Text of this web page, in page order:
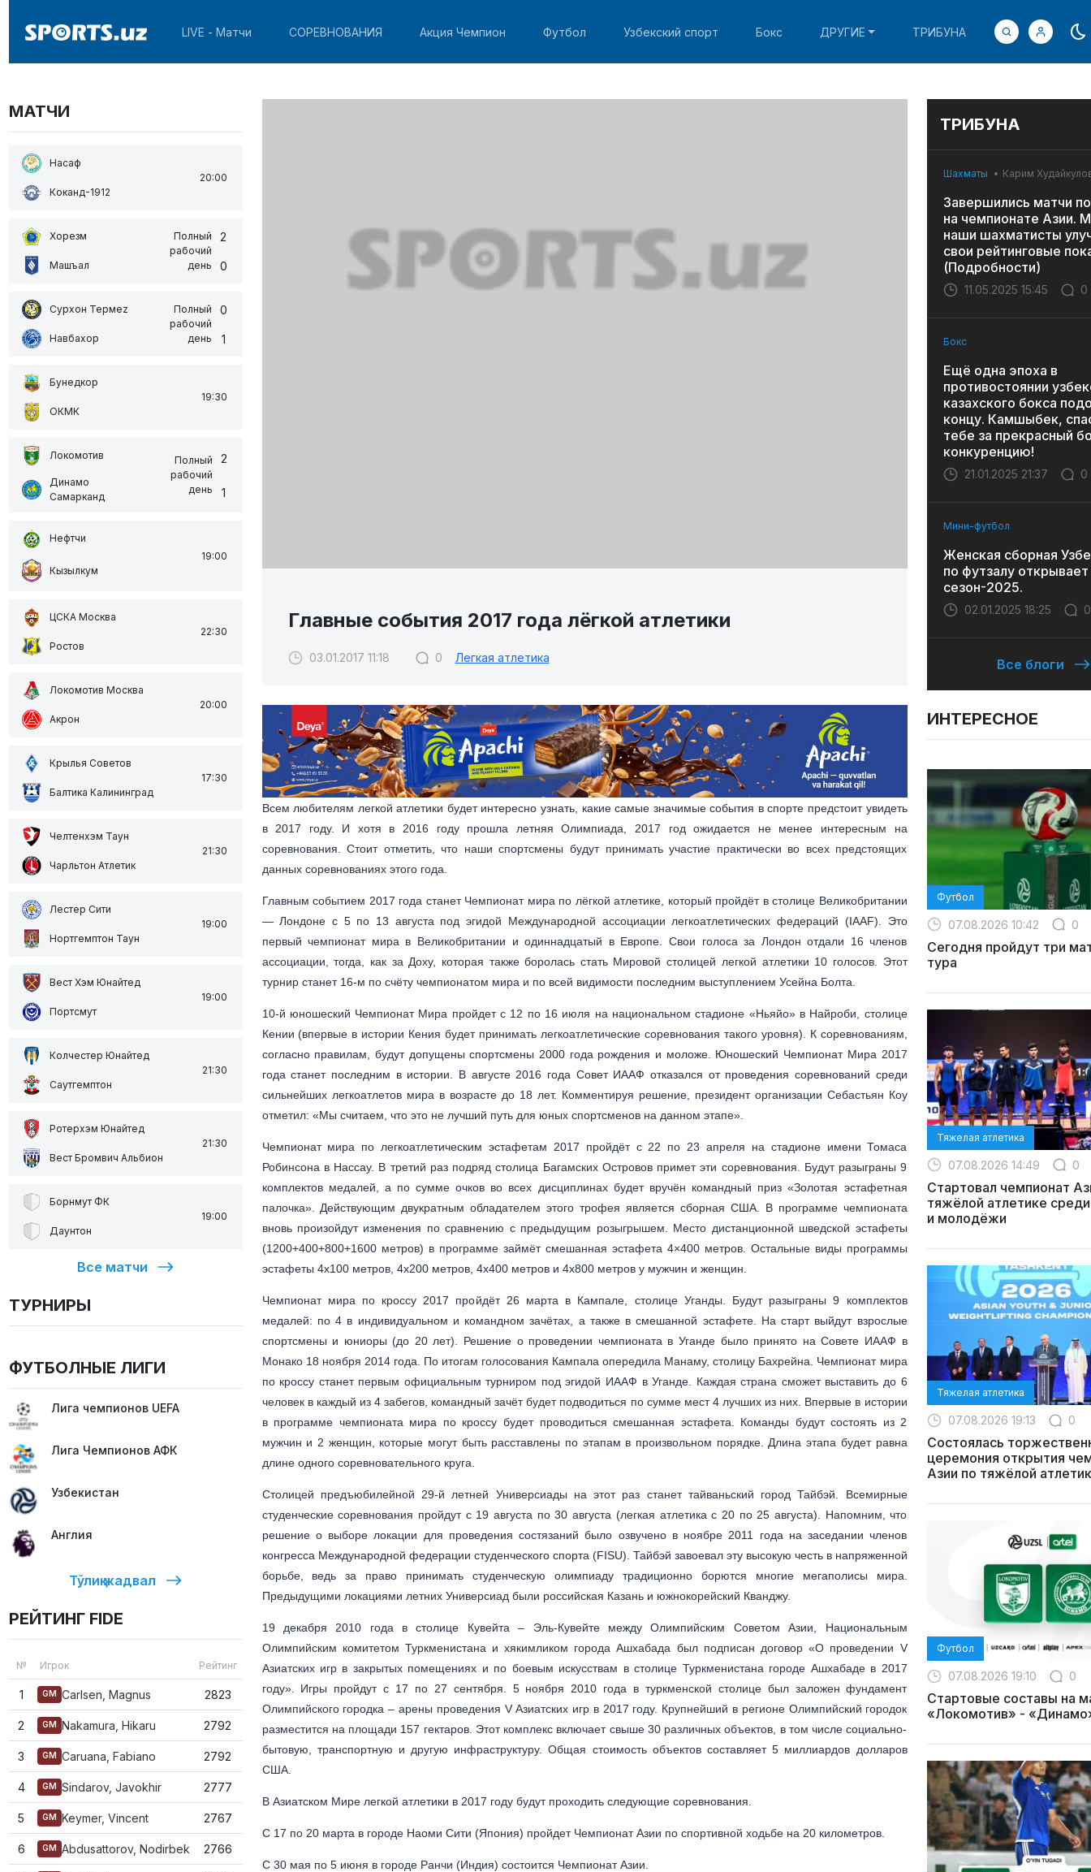
LIVE - Матчи СОРЕВНОВАНИЯ Акция Чемпион Футбол Узбекский спорт Бокс ДРУГИЕ ТРИБУНА
МАТЧИ
Насаф
Коканд-1912
20:00
Хорезм
Машъал
Полный
рабочий
день
2
0
Сурхон Термеz
Навбахор
Полный
рабочий
день
0
1
Бунедкор
ОКМК
19:30
Локомотив
Динамо
Самарканд
Полный
рабочий
день
2
1
Нефтчи
Кызылкум
19:00
ЦСКА Москва
Ростов
22:30
Локомотив Москва
Акрон
20:00
Крылья Советов
Балтика Калининград
17:30
Челтенхэм Таун
Чарльтон Атлетик
21:30
Лестер Сити
Нортгемптон Таун
19:00
Вест Хэм Юнайтед
Портсмут
19:00
Колчестер Юнайтед
Саутгемптон
21:30
Ротерхэм Юнайтед
Вест Бромвич Альбион
21:30
Борнмут ФК
Даунтон
19:00
Все матчи
ТУРНИРЫ
ФУТБОЛНЫЕ ЛИГИ
Лига чемпионов UEFA
Лига Чемпионов АФК
Узбекистан
Англия
Тўлиқ жадвал
РЕЙТИНГ FIDE
№ Игрок Рейтинг
1 GM Carlsen, Magnus 2823
2 GM Nakamura, Hikaru 2792
3 GM Caruana, Fabiano 2792
4 GM Sindarov, Javokhir 2777
5 GM Keymer, Vincent 2767
6 GM Abdusattorov, Nodirbek 2766
Главные события 2017 года лёгкой атлетики
03.01.2017 11:18 0 Легкая атлетика
Всем любителям легкой атлетики будет интересно узнать, какие самые значимые события в спорте предстоит увидеть
в 2017 году. И хотя в 2016 году прошла летняя Олимпиада, 2017 год ожидается не менее интересным на
соревнования. Стоит отметить, что наши спортсмены будут принимать участие практически во всех предстоящих
данных соревнованиях этого года.
Главным событием 2017 года станет Чемпионат мира по лёгкой атлетике, который пройдёт в столице Великобритании
— Лондоне с 5 по 13 августа под эгидой Международной ассоциации легкоатлетических федераций (IAAF). Это
первый чемпионат мира в Великобритании и одиннадцатый в Европе. Свои голоса за Лондон отдали 16 членов
ассоциации, тогда, как за Доху, которая также боролась стать Мировой столицей легкой атлетики 10 голосов. Этот
турнир станет 16-м по счёту чемпионатом мира и по всей видимости последним выступлением Усейна Болта.
10-й юношеский Чемпионат Мира пройдет с 12 по 16 июля на национальном стадионе «Ньяйо» в Найроби, столице
Кении (впервые в истории Кения будет принимать легкоатлетические соревнования такого уровня). К соревнованиям,
согласно правилам, будут допущены спортсмены 2000 года рождения и моложе. Юношеский Чемпионат Мира 2017
года станет последним в истории. В августе 2016 года Совет ИААФ отказался от проведения соревнований среди
сильнейших легкоатлетов мира в возрасте до 18 лет. Комментируя решение, президент организации Себастьян Коу
отметил: «Мы считаем, что это не лучший путь для юных спортсменов на данном этапе».
Чемпионат мира по легкоатлетическим эстафетам 2017 пройдёт с 22 по 23 апреля на стадионе имени Томаса
Робинсона в Нассау. В третий раз подряд столица Багамских Островов примет эти соревнования. Будут разыграны 9
комплектов медалей, а по сумме очков во всех дисциплинах будет вручён командный приз «Золотая эстафетная
палочка». Действующим двукратным обладателем этого трофея является сборная США. В программе чемпионата
вновь произойдут изменения по сравнению с предыдущим розыгрышем. Место дистанционной шведской эстафеты
(1200+400+800+1600 метров) в программе займёт смешанная эстафета 4×400 метров. Остальные виды программы
эстафеты 4х100 метров, 4х200 метров, 4х400 метров и 4х800 метров у мужчин и женщин.
Чемпионат мира по кроссу 2017 пройдёт 26 марта в Кампале, столице Уганды. Будут разыграны 9 комплектов
медалей: по 4 в индивидуальном и командном зачётах, а также в смешанной эстафете. На старт выйдут взрослые
спортсмены и юниоры (до 20 лет). Решение о проведении чемпионата в Уганде было принято на Совете ИААФ в
Монако 18 ноября 2014 года. По итогам голосования Кампала опередила Манаму, столицу Бахрейна. Чемпионат мира
по кроссу станет первым официальным турниром под эгидой ИААФ в Уганде. Каждая страна сможет выставить до 6
человек в каждый из 4 забегов, командный зачёт будет подводиться по сумме мест 4 лучших из них. Впервые в истории
в программе чемпионата мира по кроссу будет проводиться смешанная эстафета. Команды будут состоять из 2
мужчин и 2 женщин, которые могут быть расставлены по этапам в произвольном порядке. Длина этапа будет равна
длине одного соревновательного круга.
Столицей предъюбилейной 29-й летней Универсиады на этот раз станет тайваньский город Тайбэй. Всемирные
студенческие соревнования пройдут с 19 августа по 30 августа (легкая атлетика с 20 по 25 августа). Напомним, что
решение о выборе локации для проведения состязаний было озвучено в ноябре 2011 года на заседании членов
конгресса Международной федерации студенческого спорта (FISU). Тайбэй завоевал эту высокую честь в напряженной
борьбе, ведь за право принимать студенческую олимпиаду традиционно борются многие мегаполисы мира.
Предыдущими локациями летних Универсиад были российская Казань и южнокорейский Кванджу.
19 декабря 2010 года в столице Кувейта – Эль-Кувейте между Олимпийским Советом Азии, Национальным
Олимпийским комитетом Туркменистана и хякимликом города Ашхабада был подписан договор «О проведении V
Азиатских игр в закрытых помещениях и по боевым искусствам в столице Туркменистана городе Ашхабаде в 2017
году». Игры пройдут с 17 по 27 сентября. 5 ноября 2010 года в туркменской столице был заложен фундамент
Олимпийского городка – арены проведения V Азиатских игр в 2017 году. Крупнейший в регионе Олимпийский городок
разместится на площади 157 гектаров. Этот комплекс включает свыше 30 различных объектов, в том числе социально-
бытовую, транспортную и другую инфраструктуру. Общая стоимость объектов составляет 5 миллиардов долларов
США.
В Азиатском Мире легкой атлетики в 2017 году будут проходить следующие соревнования.
С 17 по 20 марта в городе Наоми Сити (Япония) пройдет Чемпионат Азии по спортивной ходьбе на 20 километров.
С 30 мая по 5 июня в городе Ранчи (Индия) состоится Чемпионат Азии.
ТРИБУНА
Шахматы Карим
Завершились матчи
на чемпионате Азии.
наши шахматисты
свои рейтинговые
(Подробности)
11.05.2025 15:45 0
Бокс
Ещё одна эпоха в
противостоянии
казахского бокса
концу. Камшыбек,
тебе за прекрасный
конкуренцию!
21.01.2025 21:37 0
Мини-футбол
Женская сборная
по футзалу открывает
сезон-2025.
02.01.2025 18:25 0
Все блоги
ИНТЕРЕСНОЕ
Футбол
07.08.2026 10:42 0
Сегодня пройдут три
тура
Тяжелая атлетика
07.08.2026 14:49 0
Стартовал чемпионат
тяжёлой атлетике
и молодёжи
Тяжелая атлетика
07.08.2026 19:13 0
Состоялась
церемония открытия
Азии по тяжёлой
Футбол
07.08.2026 19:10 0
Стартовые составы на
«Локомотив» -